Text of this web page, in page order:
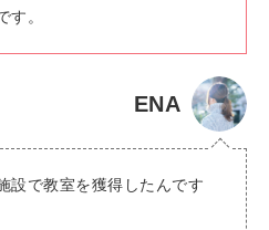
す。
ENA
設で教室を獲得したんです